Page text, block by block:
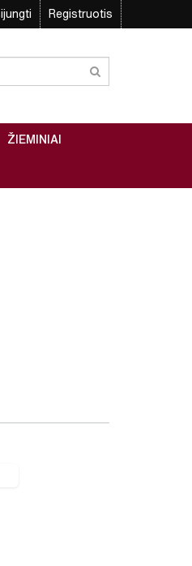
Registruotis
ŽIEMINIAI